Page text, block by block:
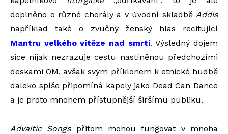
doplněno o různé chorály a v úvodní skladbě Addis
například také o zvučný ženský hlas recitující
Mantru velkého vítěze nad smrtí. Výsledný dojem
sice nijak nezrazuje cestu nastíněnou předchozími
deskami OM, avšak svým příklonem k etnické hudbě
daleko spíše připomíná kapely jako Dead Can Dance
a je proto mnohem přístupnější širšímu publiku.
Advaitic Songspřitom mohou fungovat v mnoha